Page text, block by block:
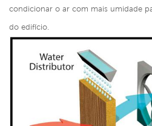
condicionar o ar com mais umidade
do edifício.